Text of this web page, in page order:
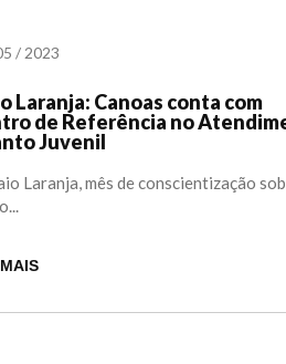
/2023
Laranja: Canoas conta com
de Referência no
Juvenil
Laranja, mês de conscientização